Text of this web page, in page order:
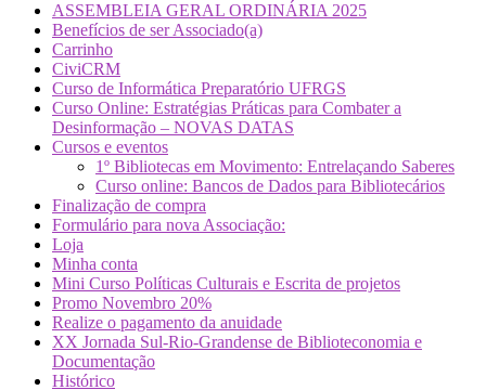
ASSEMBLEIA GERAL ORDINÁRIA 2025
Benefícios de ser Associado(a)
Carrinho
CiviCRM
Curso de Informática Preparatório UFRGS
Curso Online: Estratégias Práticas para Combater a
Desinformação – NOVAS DATAS
Cursos e eventos
1º Bibliotecas em Movimento: Entrelaçando Saberes
Curso online: Bancos de Dados para Bibliotecários
Finalização de compra
Formulário para nova Associação:
Loja
Minha conta
Mini Curso Políticas Culturais e Escrita de projetos
Promo Novembro 20%
Realize o pagamento da anuidade
XX Jornada Sul-Rio-Grandense de Biblioteconomia e
Documentação
Histórico